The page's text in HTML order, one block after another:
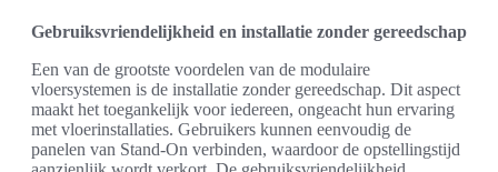
Gebruiksvriendelijkheid en installatie zonder gereedschap
Een van de grootste voordelen van de modulaire
vloersystemen is de installatie zonder gereedschap. Dit aspect
maakt het toegankelijk voor iedereen, ongeacht hun ervaring
met vloerinstallaties. Gebruikers kunnen eenvoudig de
panelen van Stand-On verbinden, waardoor de opstellingstijd